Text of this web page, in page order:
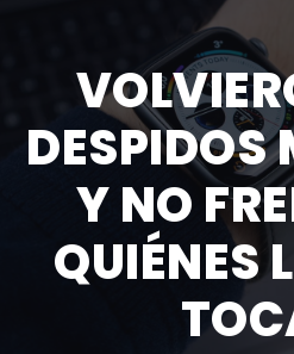
DESPIDOS
Y NO
QUIÉNES